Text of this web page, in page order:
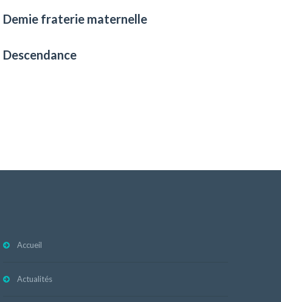
Demie fraterie maternelle
Descendance
Accueil
Actualités